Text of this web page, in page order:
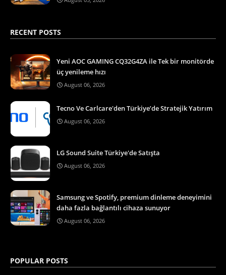
RECENT POSTS
Yeni AOC GAMING CQ32G4ZA ile Tek bir monitörde
üç yenileme hızı
August 06, 2026
Tecno Ve Carlcare'den Türkiye’de Stratejik Yatırım
August 06, 2026
LG Sound Suite Türkiye'de Satışta
August 06, 2026
Samsung ve Spotify, premium dinleme deneyimini
daha fazla bağlantılı cihaza sunuyor
August 06, 2026
POPULAR POSTS